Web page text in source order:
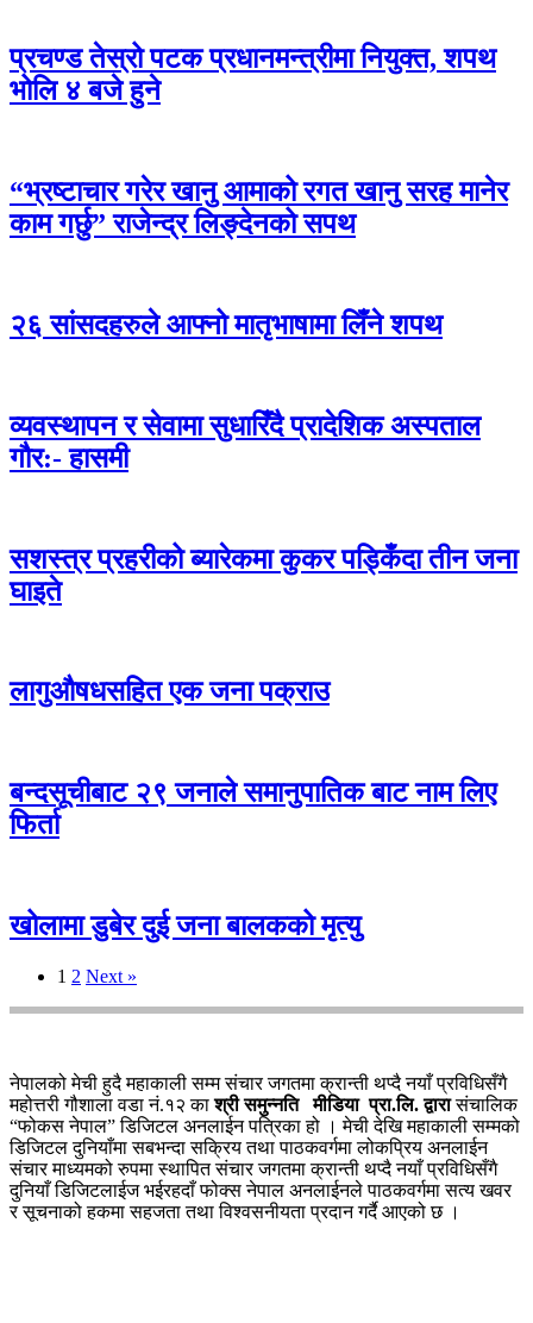
प्रचण्ड तेस्रो पटक प्रधानमन्त्रीमा नियुक्त, शपथ
भोलि ४ बजे हुने
“भ्रष्टाचार गरेर खानु आमाको रगत खानु सरह मानेर
काम गर्छु” राजेन्द्र लिङ्देनको सपथ
२६ सांसदहरुले आफ्नो मातृभाषामा लिँने शपथ
व्यवस्थापन र सेवामा सुधारिँदै प्रादेशिक अस्पताल
गौर:- हासमी
सशस्त्र प्रहरीको ब्यारेकमा कुकर पड्किँदा तीन जना
घाइते
लागुऔषधसहित एक जना पक्राउ
बन्दसूचीबाट २९ जनाले समानुपातिक बाट नाम लिए
फिर्ता
खोलामा डुबेर दुई जना बालकको मृत्यु
1 2 Next »
नेपालको मेची हुदै महाकाली सम्म संचार जगतमा क्रान्ती थप्दै नयाँ प्रविधिसँगै
महोत्तरी गौशाला वडा नं.१२ काश्री समुन्नति मीडिया प्रा.लि. द्वारासंचालिक
“फोकस नेपाल” डिजिटल अनलाईन पत्रिका हो । मेची देखि महाकाली सम्मको
डिजिटल दुनियाँमा सबभन्दा सक्रिय तथा पाठकवर्गमा लोकप्रिय अनलाईन
संचार माध्यमको रुपमा स्थापित संचार जगतमा क्रान्ती थप्दै नयाँ प्रविधिसँगै
दुनियाँ डिजिटलाईज भईरहदाँ फोक्स नेपाल अनलाईनले पाठकवर्गमा सत्य खवर
र सूचनाको हकमा सहजता तथा विश्वसनीयता प्रदान गर्दै आएको छ ।